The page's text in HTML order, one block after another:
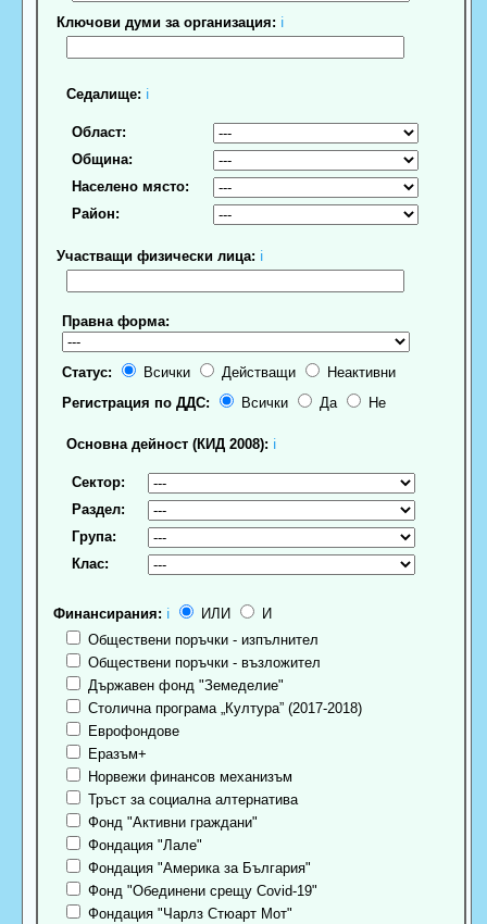
Ключови думи за организация: ℹ
Седалище: ℹ
Област:
Община:
Населено място:
Район:
Участващи физически лица: ℹ
Правна форма:
Статус: Всички Действащи
Неактивни
Регистрация по ДДС:
Всички Да Не
Основна дейност (КИД 2008): ℹ
Сектор:
Раздел:
Група:
Клас:
Финансирания: ℹ ИЛИ
И
Обществени поръчки - изпълнител
Обществени поръчки - възложител
Държавен фонд "Земеделие"
Столична програма „Култура” (2017-2018)
Еврофондове
Еразъм+
Норвежи финансов механизъм
Тръст за социална алтернатива
Фонд "Активни граждани"
Фондация "Лале"
Фондация "Америка за България"
Фонд "Обединени срещу Covid-19"
Фондация "Чарлз Стюарт Мот"